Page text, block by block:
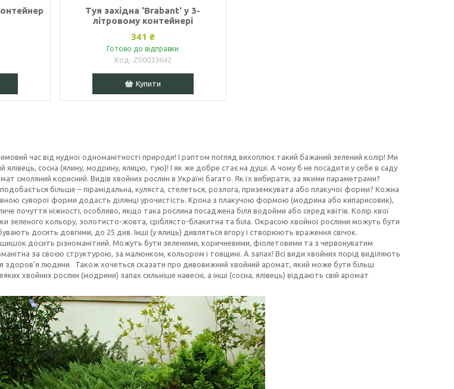
Туя західна 'Brabant' у 3-
літровому контейнері
341 ₴
Готово до відправки
Z00033642
Купити
час від нудної одноманітності природи! І раптом погляд вихоплює такий бажаний зелений колір! Ми
ялівець, сосна (ялину, модрину, ялицю, тую)! І як же добре стає на душі. А чому б не посадити у себе в саду
смоляний корисний. Видів хвойних рослин в Україні багато. Як їх вибирати, за якими параметрами?
більше – пірамідальна, куляста, стелеться, розлога, приземкувата або плакучої форми? Кожна
суворої форми додасть ділянці урочистість. Крона з плакучою формою (модрина або кипарисовик),
почуття ніжності, особливо, якщо така рослина посаджена біля водойми або серед квітів. Колір хвої
зеленого кольору, золотисто-жовта, сріблясто-блакитна та біла. Окрасою хвойної рослини можуть бути
досить довгими, до 25 див. Інші (у ялиць) дивляться вгору і створюють враження свічок.
досить різноманітний. Можуть бути зеленими, коричневими, фіолетовими та з червонуватим
за своєю структурою, за малюнком, кольором і товщині. А запах! Всі види хвойних порід виділяють
здоров'я людини. Також хочеться сказати про дивовижний хвойний аромат, який може бути більш
хвойних рослин (модрини) запах сильніше навесні, а інші (сосна, ялівець) віддають свій аромат